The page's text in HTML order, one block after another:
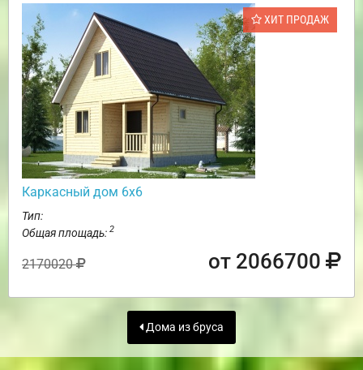
ХИТ ПРОДАЖ
Каркасный дом 6х6
Тип:
Общая площадь: 2
2170020 от 2066700
Дома из бруса